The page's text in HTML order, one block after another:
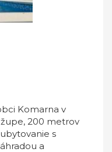
Komarna v
200 metrov
s
a